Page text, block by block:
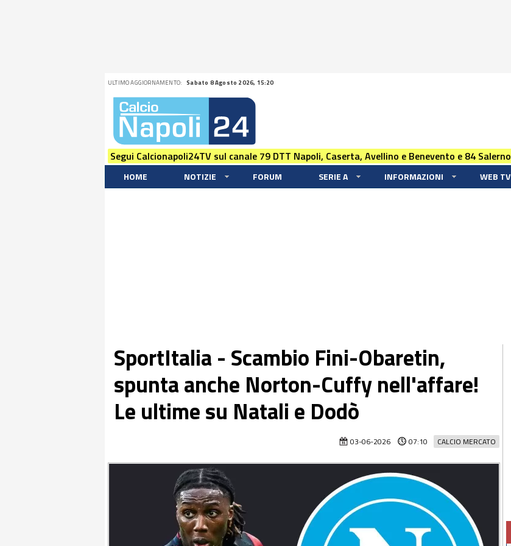
ULTIMO AGGIORNAMENTO: Sabato 8 Agosto 2026, 15:20
Segui Calcionapoli24TV sul canale 79 DTT Napoli, Caserta, Avellino e Benevento e 84 Salerno
HOME NOTIZIE FORUM SERIE A INFORMAZIONI WEB TV
SportItalia - Scambio Fini-Obaretin,
spunta anche Norton-Cuffy nell'affare!
Le ultime su Natali e Dodò
CALCIO MERCATO
03-06-2026 07:10